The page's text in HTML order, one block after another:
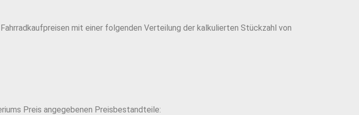
mit einer folgenden Verteilung der kalkulierten Stückzahl von
Preis angegebenen Preisbestandteile: